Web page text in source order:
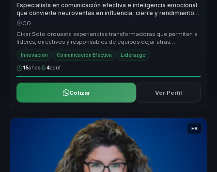
Especialista en comunicación efectiva e inteligencia emocional
que convierte neuroventas en influencia, cierre y rendimiento
para equipos comerciales.
CO
Cikar Soto orquesta experiencias transformadoras que permiten a
líderes, directivos y responsables de equipos dejar atrás
estructuras des...
Innovación Comunicación Efectiva Liderazgo
15años 4conf.
Cotizar Ver Perfil
ES